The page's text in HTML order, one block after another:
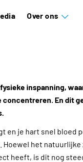
Over ons
inspanning,
concentreren. En dit
en je hart snel bloed
het
heeft, is dit nog